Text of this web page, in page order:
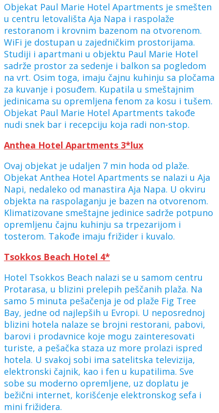
Objekat Paul Marie Hotel Apartments je smešten
u centru letovališta Aja Napa i raspolaže
restoranom i krovnim bazenom na otvorenom.
WiFi je dostupan u zajedničkim prostorijama.
Studiji i apartmani u objektu Paul Marie Hotel
sadrže prostor za sedenje i balkon sa pogledom
na vrt. Osim toga, imaju čajnu kuhinju sa pločama
za kuvanje i posuđem. Kupatila u smeštajnim
jedinicama su opremljena fenom za kosu i tušem.
Objekat Paul Marie Hotel Apartments takođe
nudi snek bar i recepciju koja radi non-stop.
Anthea Hotel Apartments 3*lux
Ovaj objekat je udaljen 7 min hoda od plaže.
Objekat Anthea Hotel Apartments se nalazi u Aja
Napi, nedaleko od manastira Aja Napa. U okviru
objekta na raspolaganju je bazen na otvorenom.
Klimatizovane smeštajne jedinice sadrže potpuno
opremljenu čajnu kuhinju sa trpezarijom i
tosterom. Takođe imaju frižider i kuvalo.
Tsokkos Beach Hotel 4*
Hotel Tsokkos Beach nalazi se u samom centru
Protarasa, u blizini prelepih peščanih plaža. Na
samo 5 minuta pešačenja je od plaže Fig Tree
Bay, jedne od najlepših u Evropi. U neposrednoj
blizini hotela nalaze se brojni restorani, pabovi,
barovi i prodavnice koje mogu zainteresovati
turiste, a pešačka staza uz more prolazi ispred
hotela. U svakoj sobi ima satelitska televizija,
elektronski čajnik, kao i fen u kupatilima. Sve
sobe su moderno opremljene, uz doplatu je
bežični internet, korišćenje elektronskog sefa i
mini frižidera.